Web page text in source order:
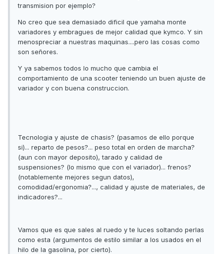
transmision por ejemplo?
No creo que sea demasiado dificil que yamaha monte
variadores y embragues de mejor calidad que kymco. Y sin
menospreciar a nuestras maquinas....pero las cosas como
son señores.
Y ya sabemos todos lo mucho que cambia el
comportamiento de una scooter teniendo un buen ajuste de
variador y con buena construccion.
Tecnologia y ajuste de chasis? (pasamos de ello porque
si)... reparto de pesos?... peso total en orden de marcha?
(aun con mayor deposito), tarado y calidad de
suspensiones? (lo mismo que con el variador)... frenos?
(notablemente mejores segun datos),
comodidad/ergonomia?..., calidad y ajuste de materiales, de
indicadores?...
Vamos que es que sales al ruedo y te luces soltando perlas
como esta (argumentos de estilo similar a los usados en el
hilo de la gasolina, por cierto).